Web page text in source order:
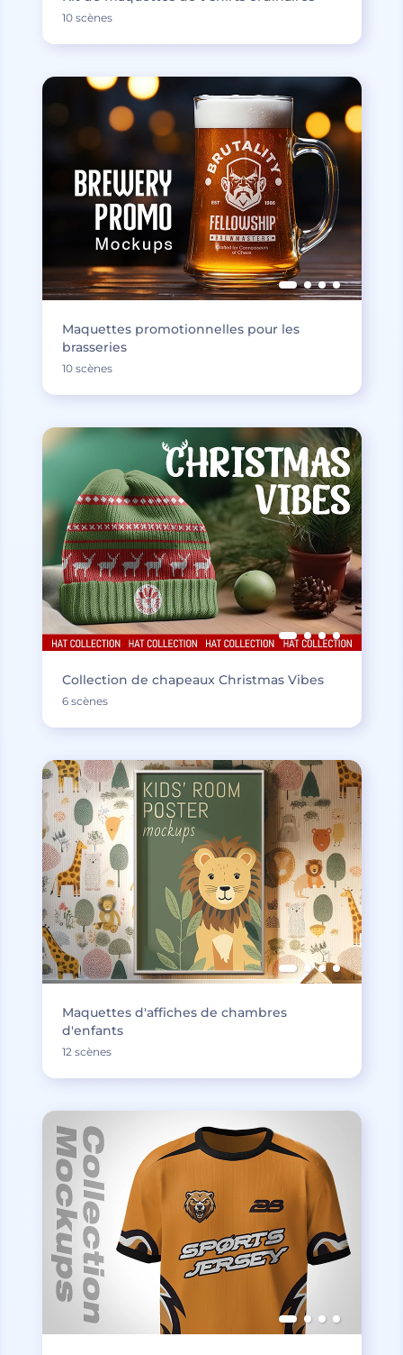
10 scènes
Maquettes promotionnelles pour les
brasseries
10 scènes
Collection de chapeaux Christmas Vibes
6 scènes
Maquettes d'affiches de chambres
d'enfants
12 scènes